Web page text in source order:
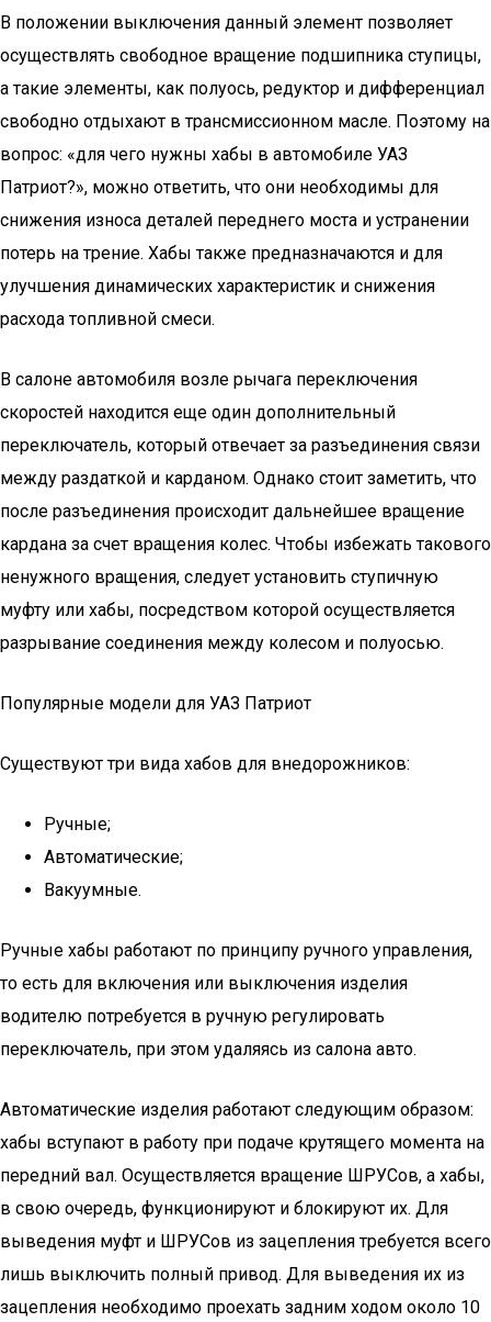
В положении выключения данный элемент позволяет
осуществлять свободное вращение подшипника ступицы,
а такие элементы, как полуось, редуктор и дифференциал
свободно отдыхают в трансмиссионном масле. Поэтому на
вопрос: «для чего нужны хабы в автомобиле УАЗ
Патриот?», можно ответить, что они необходимы для
снижения износа деталей переднего моста и устранении
потерь на трение. Хабы также предназначаются и для
улучшения динамических характеристик и снижения
расхода топливной смеси.
В салоне автомобиля возле рычага переключения
скоростей находится еще один дополнительный
переключатель, который отвечает за разъединения связи
между раздаткой и карданом. Однако стоит заметить, что
после разъединения происходит дальнейшее вращение
кардана за счет вращения колес. Чтобы избежать такового
ненужного вращения, следует установить ступичную
муфту или хабы, посредством которой осуществляется
разрывание соединения между колесом и полуосью.
Популярные модели для УАЗ Патриот
Существуют три вида хабов для внедорожников:
Ручные;
Автоматические;
Вакуумные.
Ручные хабы работают по принципу ручного управления,
то есть для включения или выключения изделия
водителю потребуется в ручную регулировать
переключатель, при этом удаляясь из салона авто.
Автоматические изделия работают следующим образом:
хабы вступают в работу при подаче крутящего момента на
передний вал. Осуществляется вращение ШРУСов, а хабы,
в свою очередь, функционируют и блокируют их. Для
выведения муфт и ШРУСов из зацепления требуется всего
лишь выключить полный привод. Для выведения их из
зацепления необходимо проехать задним ходом около 10